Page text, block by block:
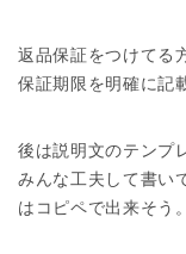
返品保証をつけてる
保証期限を明確に記
後は説明文のテンプ
みんな工夫して書い
はコピペで出来そう。